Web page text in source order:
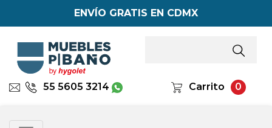
ENVÍO GRATIS EN CDMX
55 5605 3214 Carrito 0